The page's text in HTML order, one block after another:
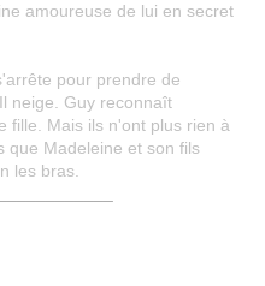
amoureuse de lui en secret
pour prendre de
neige. Guy reconnaît
fille. Mais ils n'ont plus rien à
que Madeleine et son fils
les bras.